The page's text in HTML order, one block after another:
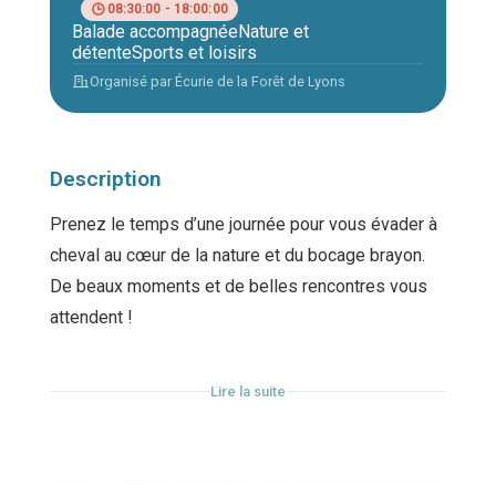
08:30:00 - 18:00:00
Balade accompagnéeNature et
détenteSports et loisirs
Organisé par Écurie de la Forêt de Lyons
Description
Prenez le temps d’une journée pour vous évader à
cheval au cœur de la nature et du bocage brayon.
De beaux moments et de belles rencontres vous
attendent !
Lire la suite